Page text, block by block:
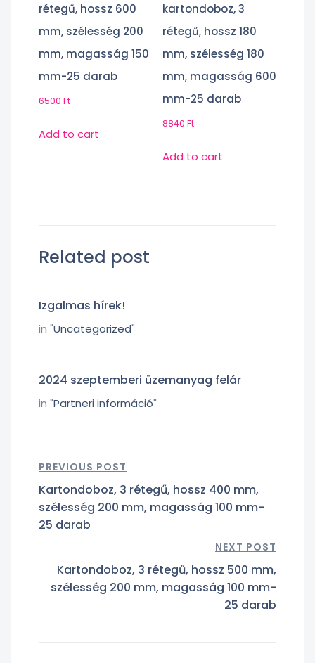
rétegű, hossz 600
mm, szélesség 200
mm, magasság 150
mm-25 darab
6500 Ft
Add to cart
kartondoboz, 3
rétegű, hossz 180
mm, szélesség 180
mm, magasság 600
mm-25 darab
8840 Ft
Add to cart
Related post
Izgalmas hírek!
in "Uncategorized"
2024 szeptemberi üzemanyag felár
in "Partneri információ"
PREVIOUS POST
Kartondoboz, 3 rétegű, hossz 400 mm,
szélesség 200 mm, magasság 100 mm-
25 darab
NEXT POST
Kartondoboz, 3 rétegű, hossz 500 mm,
szélesség 200 mm, magasság 100 mm-
25 darab